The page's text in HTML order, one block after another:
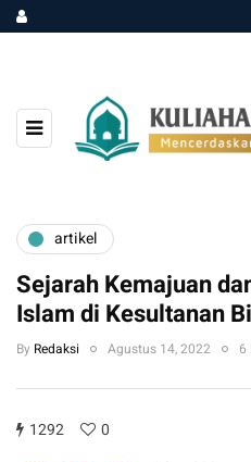
artikel
Sejarah Kemajuan
Islam di Kesultanan
By Redaksi Agustus 14, 2022 6
1292 0